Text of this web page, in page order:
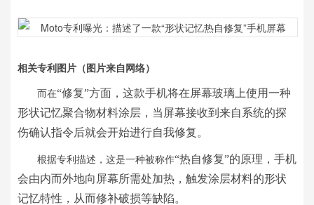
相关专利图片（图片来自网络）
而在“修复”方面，这款手机将在屏幕玻璃上使用一种
形状记忆聚合物材料涂层，当屏幕接收到来自系统的探
伤确认指令后就会开始进行自我修复。
根据专利描述，这是一种被称作“热自修复”的原理， 手机
会由内而外地向屏幕所需处加热，触发涂层材料的形状
记忆特性，从而修补破损等缺陷。